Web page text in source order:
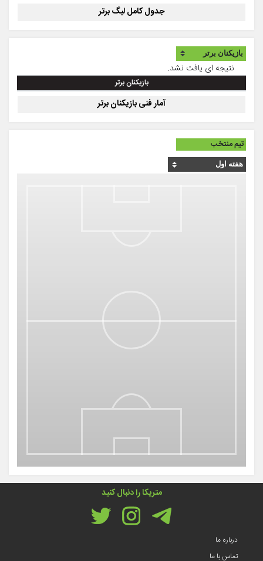
جدول کامل لیگ برتر
نتیجه ای یافت نشد.
بازیکنان برتر
آمار فنی بازیکنان برتر
تیم منتخب
متریکا را دنبال کنید
درباره ما
تماس با ما